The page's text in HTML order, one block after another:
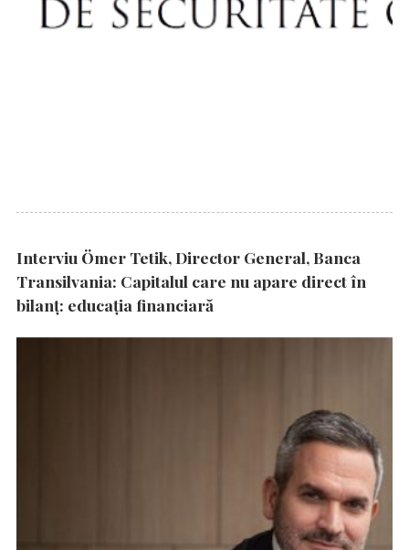
Interviu Ömer Tetik, Director General, Banca
Transilvania: Capitalul care nu apare direct în
bilanț: educația financiară